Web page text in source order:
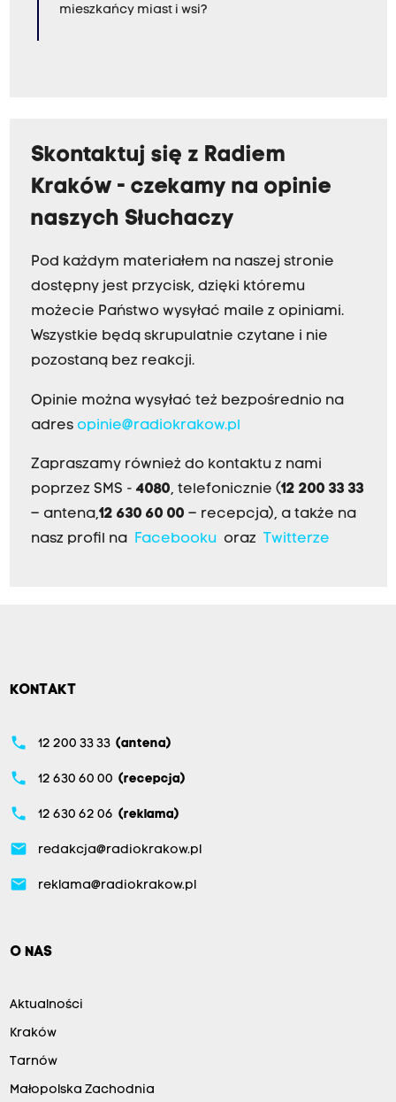
mieszkańcy miast i wsi?
Skontaktuj się z Radiem
Kraków - czekamy na opinie
naszych Słuchaczy
Pod każdym materiałem na naszej stronie
dostępny jest przycisk, dzięki któremu
możecie Państwo wysyłać maile z opiniami.
Wszystkie będą skrupulatnie czytane i nie
pozostaną bez reakcji.
Opinie można wysyłać też bezpośrednio na
adres opinie@radiokrakow.pl
Zapraszamy również do kontaktu z nami
poprzez SMS - 4080, telefonicznie (12 200 33 33
– antena,12 630 60 00 – recepcja), a także na
nasz profil na
Facebookuoraz Twitterze
KONTAKT
phone 12 200 33 33 (antena)
phone 12 630 60 00 (recepcja)
phone 12 630 62 06 (reklama)
email redakcja@radiokrakow.pl
email reklama@radiokrakow.pl
O NAS
Aktualności
Kraków
Tarnów
Małopolska Zachodnia